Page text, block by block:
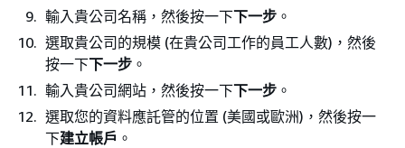
輸入貴公司名稱，然後按一下下一步 。
選取貴公司的規模 (在貴公司工作的員工人數)，然後
按一下下一步 。
輸入貴公司網站，然後按一下下一步 。
選取您的資料應託管的位置 (美國或歐洲)，然後按一
下建立帳戶 。